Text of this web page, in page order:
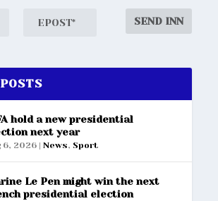
hold a new presidential
next year
6, 2026 |News, Sport
Le Pen might win the next
presidential election